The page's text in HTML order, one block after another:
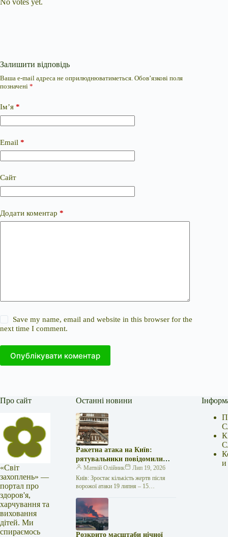
No votes yet.
Залишити відповідь
Ваша e-mail адреса не оприлюднюватиметься. Обов’язкові поля
позначені *
Ім’я *
Email *
Сайт
Додати коментар *
Save my name, email and website in this browser for the
next time I comment.
Опублікувати коментар
Про сайт
«Світ
захоплень» —
портал про
здоров'я,
харчування та
виховання
дітей. Ми
спираємось
Останні новини
Ракетна атака на Київ:
рятувальники повідомили
про 15 поранених
Матвій Олійник
Лип 19, 2026
Київ: Зростає кількість жертв після
ворожої атаки 19 липня – 15
російської агресії, що сталася у
столиці…
Розкрито масштаби нічної
и